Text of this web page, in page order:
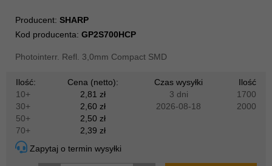
Producent: SHARP
Kod producenta: GP2S700HCP
Photointerr. Refl. 3,0mm Compact SMD
Ilość:
Cena (netto):
10+
2,81 zł
30+
2,60 zł
50+
2,50 zł
70+
2,39 zł
Czas wysyłki
Ilość
3 dni
1700
2026-08-18
2000
Zapytaj o termin wysyłki